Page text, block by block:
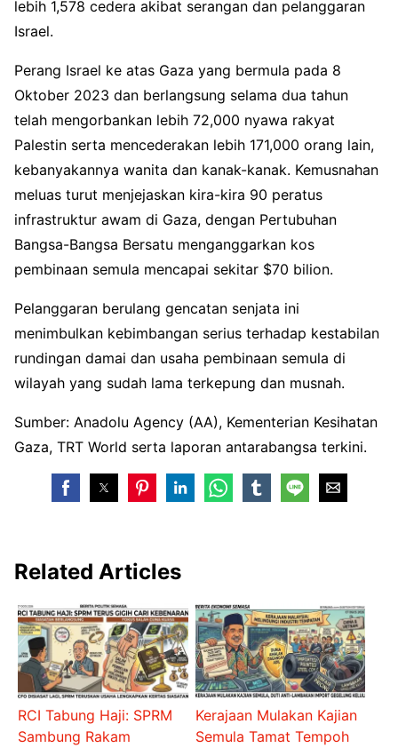
lebih 1,578 cedera akibat serangan dan pelanggaran
Israel.
Perang Israel ke atas Gaza yang bermula pada 8
Oktober 2023 dan berlangsung selama dua tahun
telah mengorbankan lebih 72,000 nyawa rakyat
Palestin serta mencederakan lebih 171,000 orang lain,
kebanyakannya wanita dan kanak-kanak. Kemusnahan
meluas turut menjejaskan kira-kira 90 peratus
infrastruktur awam di Gaza, dengan Pertubuhan
Bangsa-Bangsa Bersatu menganggarkan kos
pembinaan semula mencapai sekitar $70 bilion.
Pelanggaran berulang gencatan senjata ini
menimbulkan kebimbangan serius terhadap kestabilan
rundingan damai dan usaha pembinaan semula di
wilayah yang sudah lama terkepung dan musnah.
Sumber: Anadolu Agency (AA), Kementerian Kesihatan
Gaza, TRT World serta laporan antarabangsa terkini.
Related Articles
RCI Tabung Haji: SPRM
Sambung Rakam
Kerajaan Mulakan Kajian
Semula Tamat Tempoh